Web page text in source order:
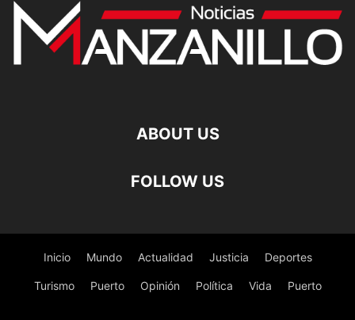
ABOUT US
FOLLOW US
Inicio Mundo Actualidad Justicia Deportes
Turismo Puerto Opinión Política Vida Puerto